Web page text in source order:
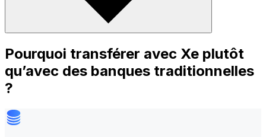
Pourquoi transférer avec Xe plutôt
qu’avec des banques traditionnelles
?